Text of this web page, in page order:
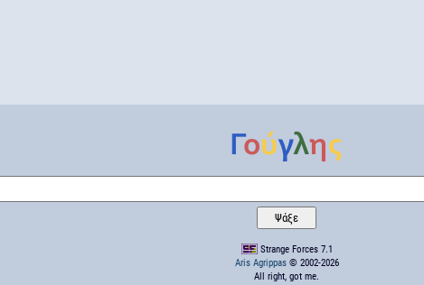
Strange Forces 7.1
Aris Agrippas© 2002-2026
All right, got me.